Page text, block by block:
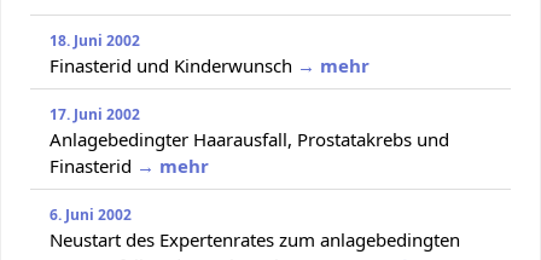
18. Juni 2002
Finasterid und Kinderwunsch → mehr
17. Juni 2002
Anlagebedingter Haarausfall, Prostatakrebs und
Finasterid → mehr
6. Juni 2002
Neustart des Expertenrates zum anlagebedingten